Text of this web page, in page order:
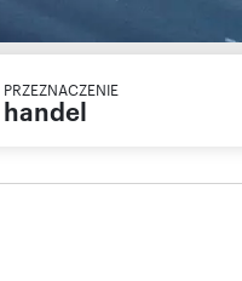
PRZEZNACZENIE
handel